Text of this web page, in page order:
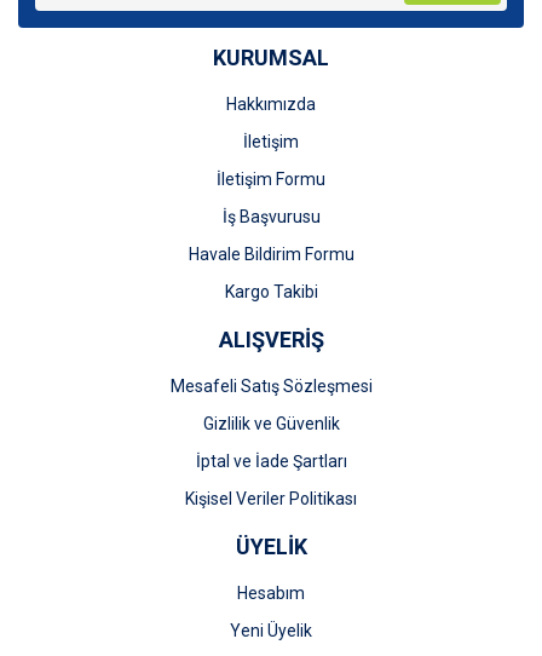
Ürün fiyatı diğer sitelerden daha pahalı.
Gönder
KURUMSAL
Hakkımızda
İletişim
İletişim Formu
İş Başvurusu
Havale Bildirim Formu
Kargo Takibi
ALIŞVERİŞ
Mesafeli Satış Sözleşmesi
Gizlilik ve Güvenlik
İptal ve İade Şartları
Kişisel Veriler Politikası
ÜYELİK
Hesabım
Yeni Üyelik